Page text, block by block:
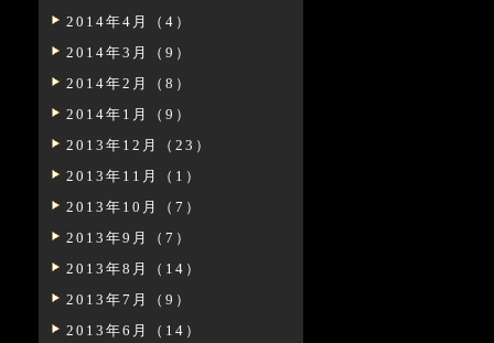
2014年4月（4）
2014年3月（9）
2014年2月（8）
2014年1月（9）
2013年12月（23）
2013年11月（1）
2013年10月（7）
2013年9月（7）
2013年8月（14）
2013年7月（9）
2013年6月（14）